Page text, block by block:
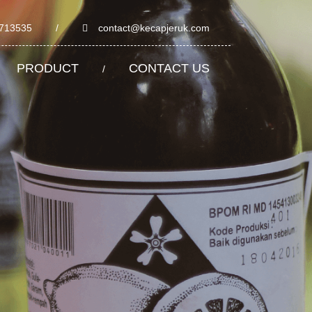
/ contact@kecapjeruk.com
PRODUCT / CONTACT US